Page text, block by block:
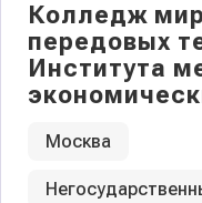
Колледж
передовых
Института
Москва